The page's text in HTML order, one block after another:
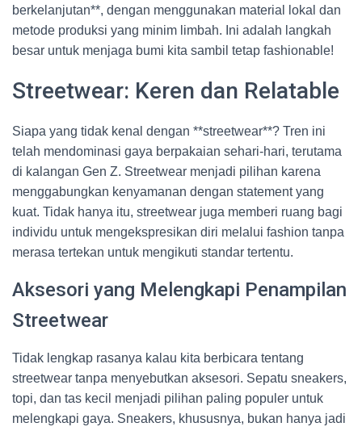
berkelanjutan**, dengan menggunakan material lokal dan
metode produksi yang minim limbah. Ini adalah langkah
besar untuk menjaga bumi kita sambil tetap fashionable!
Streetwear: Keren dan Relatable
Siapa yang tidak kenal dengan **streetwear**? Tren ini
telah mendominasi gaya berpakaian sehari-hari, terutama
di kalangan Gen Z. Streetwear menjadi pilihan karena
menggabungkan kenyamanan dengan statement yang
kuat. Tidak hanya itu, streetwear juga memberi ruang bagi
individu untuk mengekspresikan diri melalui fashion tanpa
merasa tertekan untuk mengikuti standar tertentu.
Aksesori yang Melengkapi Penampilan
Streetwear
Tidak lengkap rasanya kalau kita berbicara tentang
streetwear tanpa menyebutkan aksesori. Sepatu sneakers,
topi, dan tas kecil menjadi pilihan paling populer untuk
melengkapi gaya. Sneakers, khususnya, bukan hanya jadi